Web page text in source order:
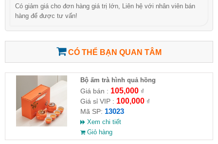
Có giảm giá cho đơn hàng giá trị lớn, Liên hệ với nhân viên bán
hàng để được tư vấn!
CÓ THỂ BẠN QUAN TÂM
Bộ ấm trà hình quả hồng
Giá bán : 105,000₫
Giá sỉ VIP : 100,000₫
Mã SP: 13023
Xem chi tiết
Giỏ hàng